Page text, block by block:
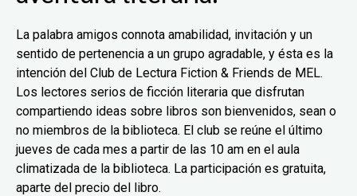
La palabra amigos connota amabilidad, invitación y un
sentido de pertenencia a un grupo agradable, y ésta es la
intención del Club de Lectura Fiction & Friends de MEL.
Los lectores serios de ficción literaria que disfrutan
compartiendo ideas sobre libros son bienvenidos, sean o
no miembros de la biblioteca. El club se reúne el último
jueves de cada mes a partir de las 10 am en el aula
climatizada de la biblioteca. La participación es gratuita,
aparte del precio del libro.